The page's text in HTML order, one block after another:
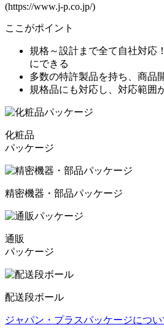
(https://www.j-p.co.jp/)
ここがポイント
規格～設計まで全て自社対応
にできる
多数の特許製品を持ち、商品
規格品にも対応し、対応範囲
化粧品
パッケージ
精密機器・部品パッケージ
通販
パッケージ
配送段ボール
ジャパン・プラスパッケージにつ